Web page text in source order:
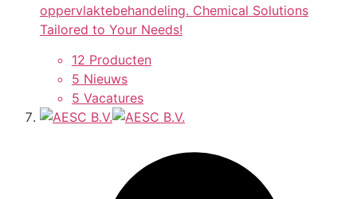
oppervlaktebehandeling. Chemical Solutions
Tailored to Your Needs!
12 Producten
5 Nieuws
5 Vacatures